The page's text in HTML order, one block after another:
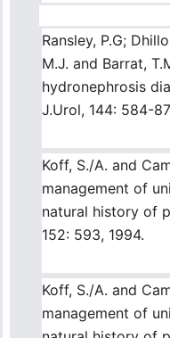
Ransley, P.G;
M.J. and Barrat,
hydronephrosis
J.Urol, 144: 584-
Koff, S./A. and
management of
natural history of
152: 593, 1994.
Koff, S./A. and
management of